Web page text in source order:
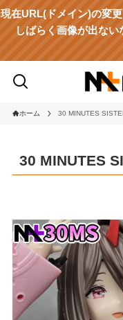
現在URL(ドメイン)の変
しばらく画像が出な
ホーム 30 MINUTES
30 MINUTES